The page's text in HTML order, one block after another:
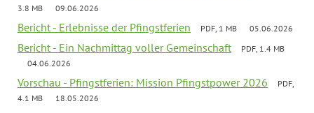
3.8 MB
09.06.2026
Bericht - Erlebnisse der Pfingstferien PDF, 1 MB 05.06.2026
Bericht - Ein Nachmittag voller Gemeinschaft
PDF, 1.4 MB
04.06.2026
Vorschau - Pfingstferien: Mission Pfingstpower 2026
PDF,
4.1 MB
18.05.2026